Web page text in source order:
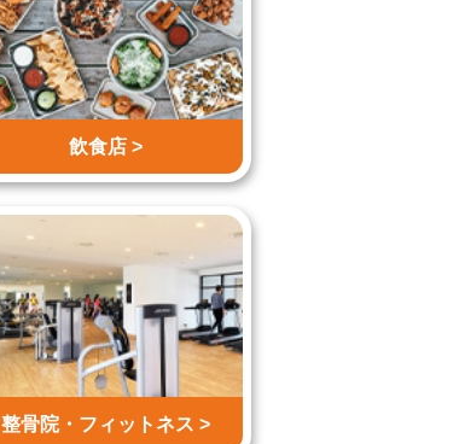
飲食店 >
整骨院・ フィットネス >